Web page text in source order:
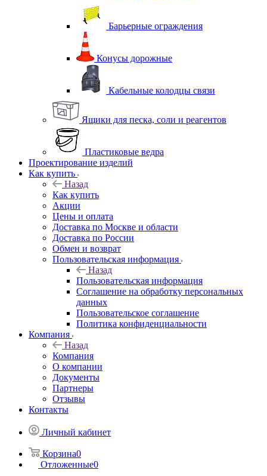
Барьерные ограждения
Конусы дорожные
Кабельные колодцы связи
Ящики для песка, соли и реагентов
Пластиковые ведра
Проектирование изделий
Как купить
Назад
Как купить
Акции
Цены и оплата
Доставка по Москве и области
Доставка по России
Обмен и возврат
Пользовательская информация
Назад
Пользовательская информация
Соглашение на обработку персональных
данных
Пользовательское соглашение
Политика конфиденциальности
Компания
Назад
Компания
О компании
Документы
Партнеры
Отзывы
Контакты
Личный кабинет
Корзина0
Отложенные0